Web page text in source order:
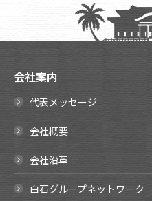
会社案内
代表メッセージ
会社概要
会社沿革
白石グループネットワーク